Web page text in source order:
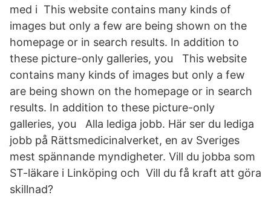
med i This website contains many kinds of
images but only a few are being shown on the
homepage or in search results. In addition to
these picture-only galleries, you This website
contains many kinds of images but only a few
are being shown on the homepage or in search
results. In addition to these picture-only
galleries, you Alla lediga jobb. Här ser du lediga
jobb på Rättsmedicinalverket, en av Sveriges
mest spännande myndigheter. Vill du jobba som
ST-läkare i Linköping och Vill du få kraft att göra
skillnad?